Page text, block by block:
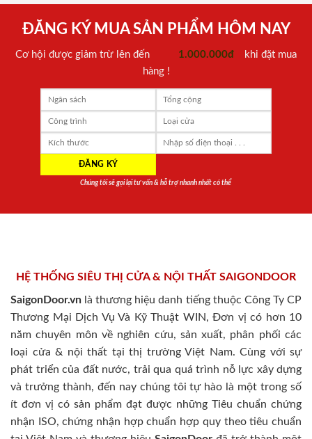
ĐĂNG KÝ MUA SẢN PHẨM HÔM NAY
Cơ hội được giảm trừ lên đến 1.000.000đ
khi đặt mua
hàng !
Chúng tôi sẽ gọi lại tư vấn & hỗ trợ nhanh nhất có thể
HỆ THỐNG SIÊU THỊ CỬA & NỘI THẤT SAIGONDOOR
SaigonDoor.vn là thương hiệu danh tiếng thuộc Công Ty CP
Thương Mại Dịch Vụ Và Kỹ Thuật WIN, Đơn vị có hơn 10
năm chuyên môn về nghiên cứu, sản xuất, phân phối các
loại cửa & nội thất tại thị trường Việt Nam. Cùng với sự
phát triển của đất nước, trải qua quá trình nỗ lực xây dựng
và trưởng thành, đến nay chúng tôi tự hào là một trong số
ít đơn vị có sản phẩm đạt được những Tiêu chuẩn chứng
nhận ISO, chứng nhận hợp chuẩn hợp quy theo tiêu chuẩn